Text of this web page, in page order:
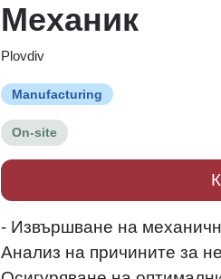
Механик
Plovdiv
Manufacturing
On-site
- Извършване на
Анализ на причините за